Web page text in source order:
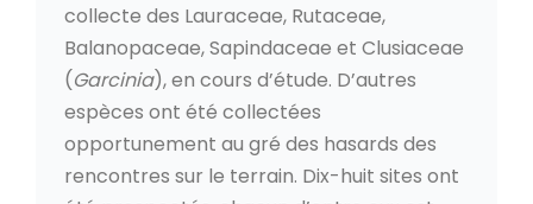
collecte des Lauraceae, Rutaceae,
Balanopaceae, Sapindaceae et Clusiaceae
(Garcinia), en cours d’étude. D’autres
espèces ont été collectées
opportunement au gré des hasards des
rencontres sur le terrain. Dix-huit sites ont